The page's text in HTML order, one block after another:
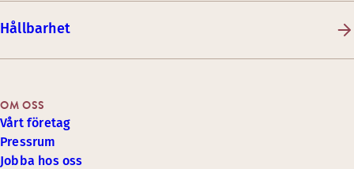
Hållbarhet
OM OSS
Vårt företag
Pressrum
Jobba hos oss